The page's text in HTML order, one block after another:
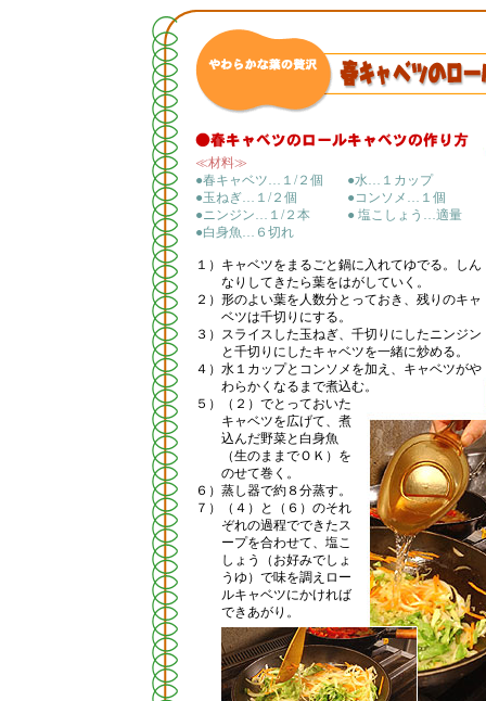
≪材料≫
●春キャベツ…１/２個
●玉ねぎ…１/２個
●ニンジン…１/２本
●白身魚…６切れ
●水…１カップ
●コンソメ…１個
● 塩こしょう…適量
１） キャベツをまるごと鍋に入れてゆでる。しん
なりしてきたら葉をはがしていく。
２） 形のよい葉を人数分とっておき、残りのキャ
ベツは千切りにする。
３） スライスした玉ねぎ、千切りにしたニンジン
と千切りにしたキャベツを一緒に炒める。
４） 水１カップとコンソメを加え、キャベツがや
わらかくなるまで煮込む。
５）
（２）でとっておいた
キャベツを広げて、煮
込んだ野菜と白身魚
（生のままでＯＫ）を
のせて巻く。
６） 蒸し器で約８分蒸す。
７）
（４）と（６）のそれ
ぞれの過程でできたス
ープを合わせて、塩こ
しょう（お好みでしょ
うゆ）で味を調えロー
ルキャベツにかければ
できあがり。